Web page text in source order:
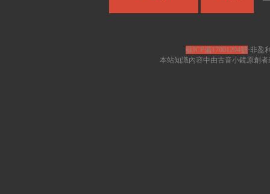
蘇ICP備17001294號·非盈
本站知識內容中由古音小鏡原創